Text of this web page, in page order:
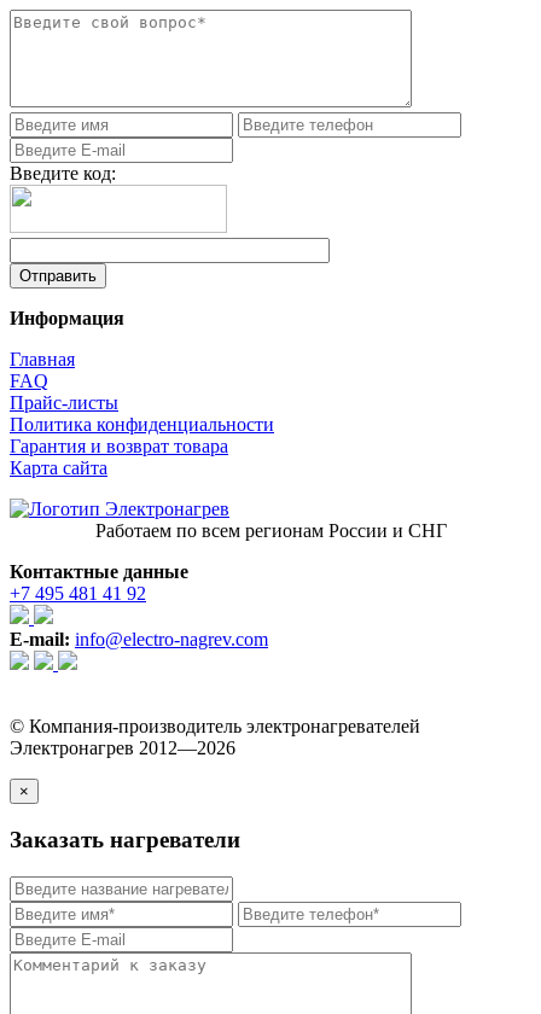
Введите код:
Информация
Главная
FAQ
Прайс-листы
Политика конфиденциальности
Гарантия и возврат товара
Карта сайта
Работаем по всем регионам России и СНГ
Контактные данные
+7 495 481 41 92
E-mail: info@electro-nagrev.com
© Компания-производитель электронагревателей
Электронагрев 2012—2026
×
Заказать нагреватели